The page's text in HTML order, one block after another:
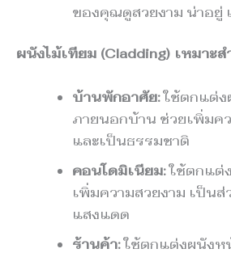
ของคุณดูสวยงาม น่าอยู่
ผนังไม้เทียม (Cladding) เหมาะ
บ้านพักอาศัย:ใช้ตกแต่ง
ภายนอกบ้าน ช่วยเพิ่มค
และเป็นธรรมชาติ
คอนโดมิเนียม:ใช้ตกแต่
เพิ่มความสวยงาม เป็น
แสงแดด
ร้านค้า:ใช้ตกแต่งผนังห